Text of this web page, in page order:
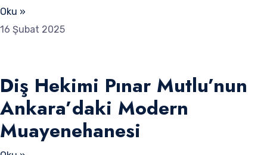
Oku »
16 Şubat 2025
Diş Hekimi Pınar Mutlu’nun
Ankara’daki Modern
Muayenehanesi